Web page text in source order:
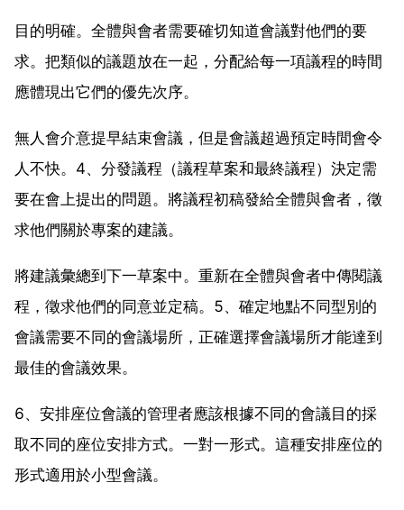
目的明確。全體與會者需要確切知道會議對他們的要
求。把類似的議題放在一起，分配給每一項議程的時間
應體現出它們的優先次序。
無人會介意提早結束會議，但是會議超過預定時間會令
人不快。4、分發議程（議程草案和最終議程）決定需
要在會上提出的問題。將議程初稿發給全體與會者，徵
求他們關於專案的建議。
將建議彙總到下一草案中。重新在全體與會者中傳閱議
程，徵求他們的同意並定稿。5、確定地點不同型別的
會議需要不同的會議場所，正確選擇會議場所才能達到
最佳的會議效果。
6、安排座位會議的管理者應該根據不同的會議目的採
取不同的座位安排方式。一對一形式。這種安排座位的
形式適用於小型會議。